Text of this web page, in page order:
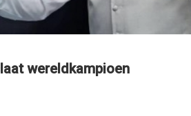
wereldkampioen